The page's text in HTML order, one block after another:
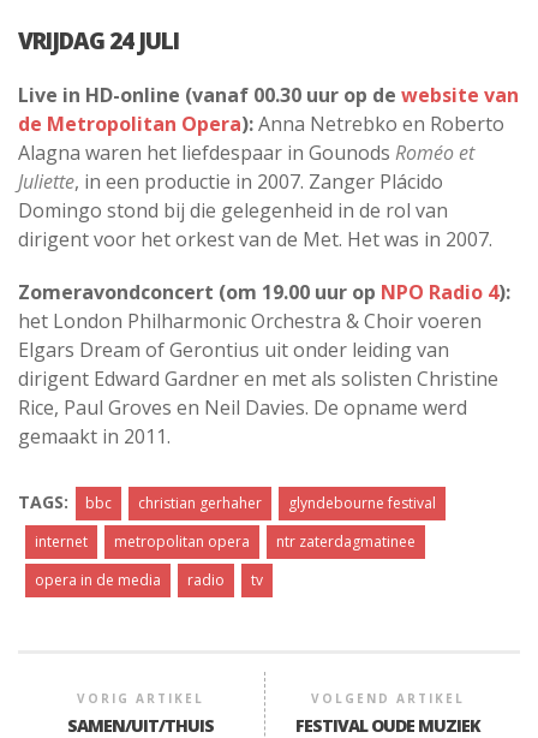
VRIJDAG 24 JULI
Live in HD-online (vanaf 00.30 uur op de website van
de Metropolitan Opera):Anna Netrebko en Roberto
Alagna waren het liefdespaar in Gounods Roméo et
Juliette, in een productie in 2007. Zanger Plácido
Domingo stond bij die gelegenheid in de rol van
dirigent voor het orkest van de Met. Het was in 2007.
Zomeravondconcert (om 19.00 uur op NPO Radio 4):
het London Philharmonic Orchestra & Choir voeren
Elgars Dream of Gerontius uit onder leiding van
dirigent Edward Gardner en met als solisten Christine
Rice, Paul Groves en Neil Davies. De opname werd
gemaakt in 2011.
TAGS: bbc christian gerhaher
glyndebourne festival
internet
metropolitan opera
ntr zaterdagmatinee
opera in de media
radio tv
VORIG ARTIKEL
SAMEN/UIT/THUIS
VOLGEND ARTIKEL
FESTIVAL OUDE MUZIEK